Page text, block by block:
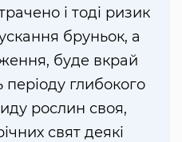
і тоді ризик
бруньок, а
буде вкрай
періоду глибокого
рослин своя,
свят деякі